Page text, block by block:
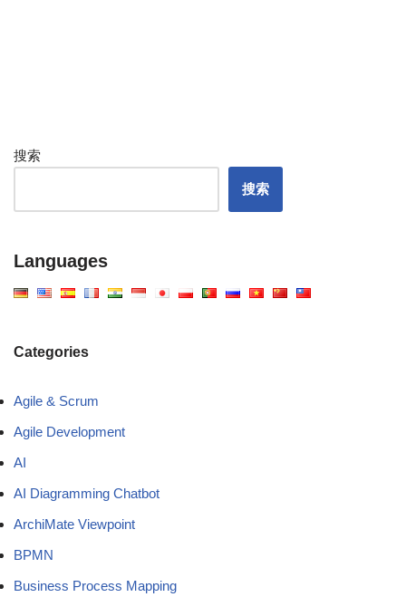
搜索
搜索
Languages
Categories
Agile & Scrum
Agile Development
AI
AI Diagramming Chatbot
ArchiMate Viewpoint
BPMN
Business Process Mapping